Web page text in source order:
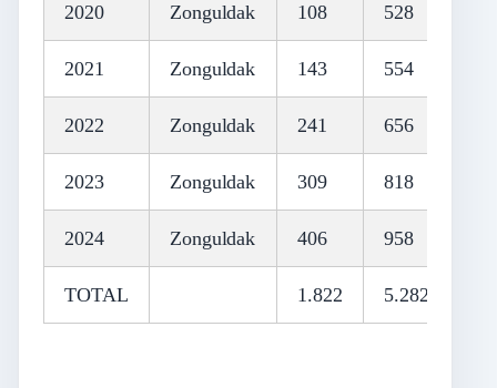
2020 Zonguldak 108 528
2021 Zonguldak 143 554
2022 Zonguldak 241 656
2023 Zonguldak 309 818
2024 Zonguldak 406 958
TOTAL 1.822 5.282